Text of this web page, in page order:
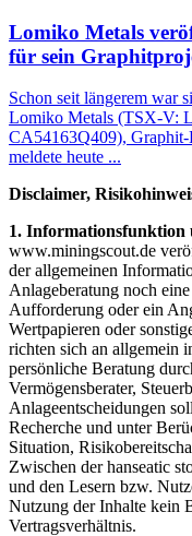
Lomiko Metals
für sein
Schon seit längerem war
Lomiko Metals (TSX-V:
CA54163Q409),
meldete heute ...
Disclaimer,
1. Informationsfunktion
www.miningscout.de
der allgemeinen
Anlageberatung noch
Aufforderung oder ein
Wertpapieren oder
richten sich an allgemein
persönliche Beratung
Vermögensberater,
Anlageentscheidungen
Recherche und unter
Situation,
Zwischen der hanseatic
und den Lesern bzw.
Nutzung der Inhalte kein
Vertragsverhältnis.